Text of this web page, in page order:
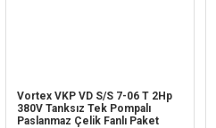
Vortex VKP VD S/S 7-06 T 2Hp
380V Tanksız Tek Pompalı
Paslanmaz Çelik Fanlı Paket